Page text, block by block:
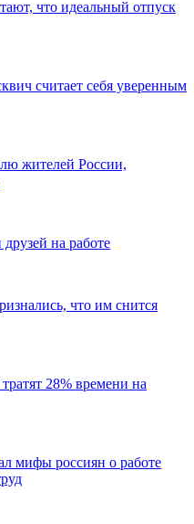
что идеальный отпуск
считает себя уверенным
жителей России,
на работе
что им снится
28% времени на
мифы россиян о работе